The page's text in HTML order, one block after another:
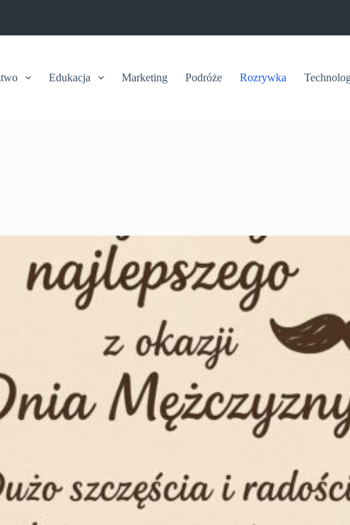
Edukacja Marketing Podróże Rozrywka